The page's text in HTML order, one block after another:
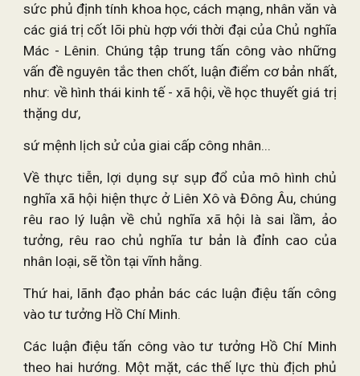
sức phủ định tính khoa học, cách mạng, nhân văn và
các giá trị cốt lõi phù hợp với thời đại của Chủ nghĩa
Mác - Lênin. Chúng tập trung tấn công vào những
vấn đề nguyên tắc then chốt, luận điểm cơ bản nhất,
như: về hình thái kinh tế - xã hội, về học thuyết giá trị
thặng dư,
sứ mệnh lịch sử của giai cấp công nhân...
Về thực tiễn, lợi dụng sự sụp đổ của mô hình chủ
nghĩa xã hội hiện thực ở Liên Xô và Đông Âu, chúng
rêu rao lý luận về chủ nghĩa xã hội là sai lầm, ảo
tưởng, rêu rao chủ nghĩa tư bản là đỉnh cao của
nhân loại, sẽ tồn tại vĩnh hằng.
Thứ hai, lãnh đạo phản bác các luận điệu tấn công
vào tư tưởng Hồ Chí Minh.
Các luận điệu tấn công vào tư tưởng Hồ Chí Minh
theo hai hướng. Một mặt, các thế lực thù địch phủ